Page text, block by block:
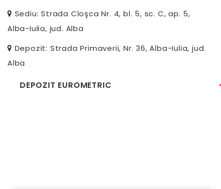
Sediu: Strada Cloşca Nr. 4, bl. 5, sc. C, ap. 5,
Alba-Iulia, jud. Alba
Depozit: Strada Primaverii, Nr. 36, Alba-Iulia, jud.
Alba
DEPOZIT EUROMETRIC